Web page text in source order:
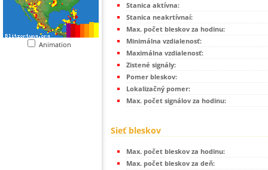
Animation
Stanica aktívna:
Stanica neakrtívnaí:
Max. počet bleskov za hodinu:
Minimálna vzdialenosť:
Maximálna vzdialenosť:
Zistené signály:
Pomer bleskov:
Lokalizačný pomer:
Max. počet signálov za hodinu:
Sieť bleskov
Max. počet bleskov za hodinu:
Max. počet bleskov za deň: